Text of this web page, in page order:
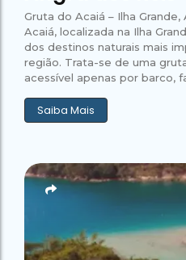
Gruta do Acaiá – Ilha
Acaiá, localizada na Ilha
dos destinos naturais mais
região. Trata-se de uma
acessível apenas por barco,
Saiba Mais